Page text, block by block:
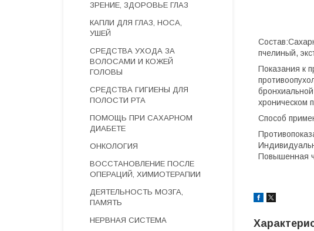
пчелиный,
Показания к
хроническом
Способ
Повышенная
ЗРЕНИЕ, ЗДОРОВЬЕ ГЛАЗ
КАПЛИ ДЛЯ ГЛАЗ, НОСА,
УШЕЙ
СРЕДСТВА УХОДА ЗА
ВОЛОСАМИ И КОЖЕЙ
ГОЛОВЫ
СРЕДСТВА ГИГИЕНЫ ДЛЯ
ПОЛОСТИ РТА
ПОМОЩЬ ПРИ САХАРНОМ
ДИАБЕТЕ
ОНКОЛОГИЯ
ВОССТАНОВЛЕНИЕ ПОСЛЕ
ОПЕРАЦИЙ, ХИМИОТЕРАПИИ
ДЕЯТЕЛЬНОСТЬ МОЗГА,
ПАМЯТЬ
НЕРВНАЯ СИСТЕМА